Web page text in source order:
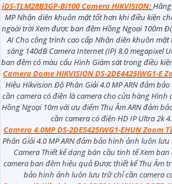
iDS-TLM28B3GP-BI100 Camera HIKVISION:
MP Nhận diên khuôn mặt tốt hơn khi điều kiện
ngoài trời Xem được ban đêm Hồng Ngoại 100m
AI Cho công trình cao cấp Nhận diên khuôn
sáng 140dB Camera Internet (IP) 8.0 megapixel
ban đêm có màu cấu Hình Giám sát trong điều
Camera Dome HIKVISION DS-2DE4425IWG1-E
Hiệu Hikvision Độ Phân Giải 4.0 MP ARN đảm
cần camera có điện là camera cho cửa hàng
Hồng Ngoại 10m với ưu điểm Thu Âm ARN đảm
cần camera có điện HD IP Ultra 2k
Camera 4.0MP DS-2DE5425IWG1-EHUN Zoom
Phân Giải 4.0 MP ARN đảm bảo hình ảnh luôn
Camera Thiết kế dạng bán cầu tinh tế Xem
camera ban đêm hiệu quả Được thiết kế Thu Âm
bảo hình ảnh luôn lưu trữ chỉ cần camera